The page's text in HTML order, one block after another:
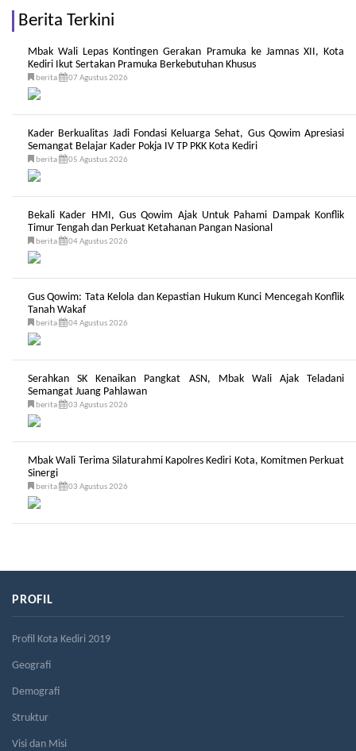
Berita Terkini
Mbak Wali Lepas Kontingen Gerakan Pramuka ke Jamnas XII, Kota
Kediri Ikut Sertakan Pramuka Berkebutuhan Khusus
berita 07 Agustus 2026
Kader Berkualitas Jadi Fondasi Keluarga Sehat, Gus Qowim Apresiasi
Semangat Belajar Kader Pokja IV TP PKK Kota Kediri
berita 05 Agustus 2026
Bekali Kader HMI, Gus Qowim Ajak Untuk Pahami Dampak Konflik
Timur Tengah dan Perkuat Ketahanan Pangan Nasional
berita 04 Agustus 2026
Gus Qowim: Tata Kelola dan Kepastian Hukum Kunci Mencegah Konflik
Tanah Wakaf
berita 04 Agustus 2026
Serahkan SK Kenaikan Pangkat ASN, Mbak Wali Ajak Teladani
Semangat Juang Pahlawan
berita 03 Agustus 2026
Mbak Wali Terima Silaturahmi Kapolres Kediri Kota, Komitmen Perkuat
Sinergi
berita 03 Agustus 2026
PROFIL
Profil Kota Kediri 2019
Geografi
Demografi
Struktur
Visi dan Misi